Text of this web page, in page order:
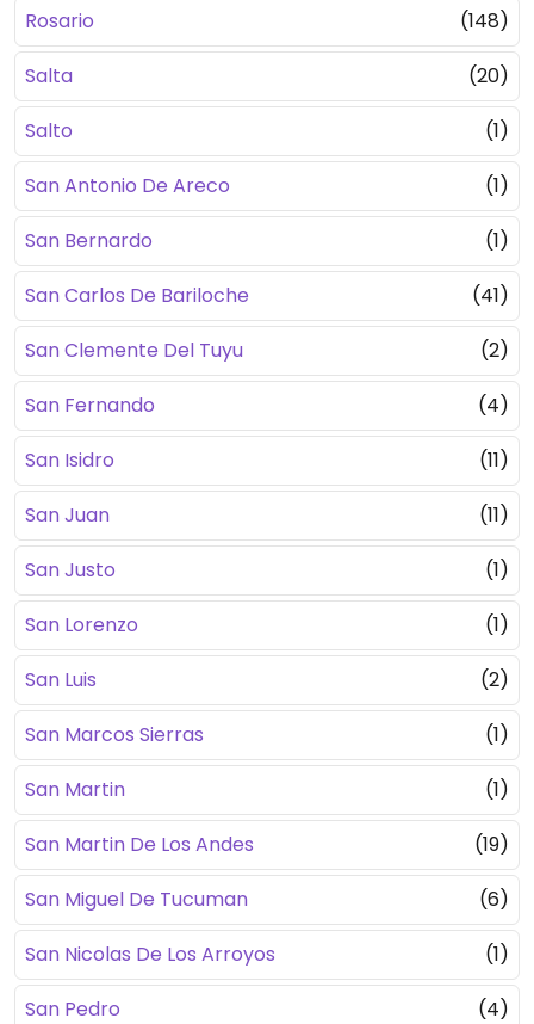
Rosario
(148)
Salta
(20)
Salto
(1)
San Antonio De Areco
(1)
San Bernardo
(1)
San Carlos De Bariloche
(41)
San Clemente Del Tuyu
(2)
San Fernando
(4)
San Isidro
(11)
San Juan
(11)
San Justo
(1)
San Lorenzo
(1)
San Luis
(2)
San Marcos Sierras
(1)
San Martin
(1)
San Martin De Los Andes
(19)
San Miguel De Tucuman
(6)
San Nicolas De Los Arroyos
(1)
San Pedro
(4)